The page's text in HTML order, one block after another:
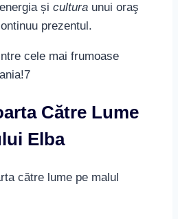
și cultura unui oraş
prezentul.
Către Lume
Elba